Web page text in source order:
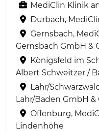
MediClin Klinik
Durbach,
Gernsbach,
Gernsbach GmbH &
Königsfeld im
Albert Schweitzer /
Lahr/
Lahr/Baden GmbH &
Offenburg,
Lindenhöhe